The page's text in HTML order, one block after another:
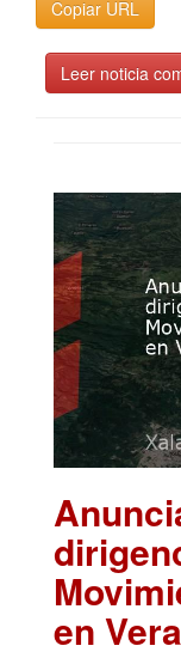
Copiar URL
Leer noticia
en